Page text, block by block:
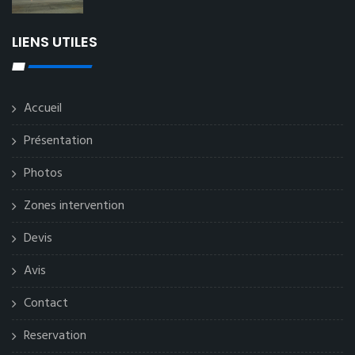
LIENS UTILES
Accueil
Présentation
Photos
Zones intervention
Devis
Avis
Contact
Reservation